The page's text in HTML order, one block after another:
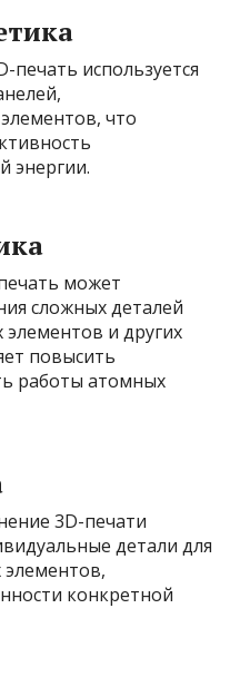
печать используется
что
энергии.
может
сложных деталей
и других
повысить
работы атомных
3D-печати
детали для
элементов,
конкретной